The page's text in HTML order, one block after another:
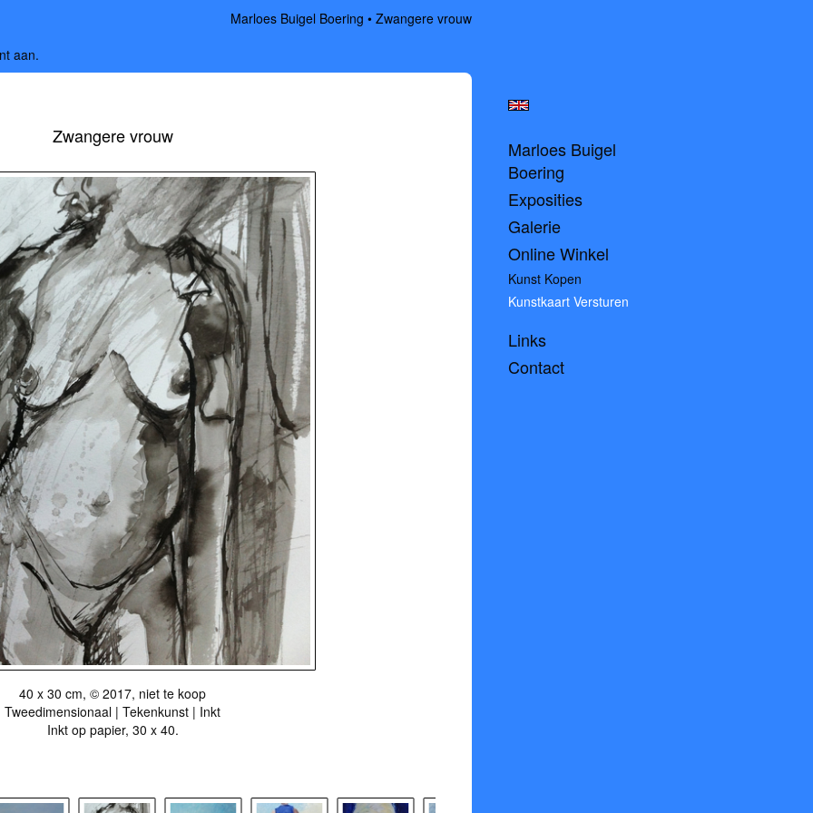
Marloes Buigel Boering
Zwangere vrouw
aan.
Zwangere vrouw
40 x 30 cm, © 2017, niet te koop
Tweedimensionaal | Tekenkunst | Inkt
Inkt op papier, 30 x 40.
Marloes Buigel
Boering
Exposities
Galerie
Online Winkel
Kunst Kopen
Kunstkaart Versturen
Links
Contact